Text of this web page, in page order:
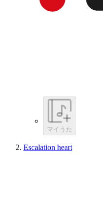
マイうた
Escalation heart